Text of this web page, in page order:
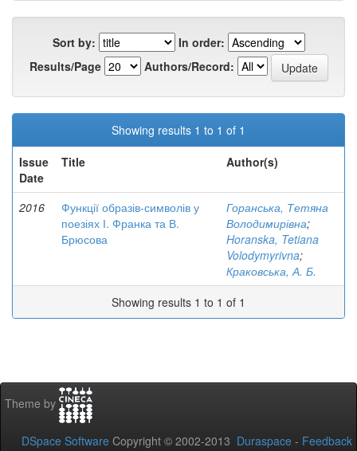
Sort by:
In order:
Results/Page
Authors/Record:
Showing results 1 to 1 of 1
Issue
Date
Title Author(s)
2016
Функції образів-символів у
поезіях І. Франка та В.
Брюсова
Горанська, Тетяна
Володимирівна;
Horanska, Tetiana
Volodymyrivna;
Краковська, А. Б.
Showing results 1 to 1 of 1
Theme by
DSpace Software Copyright © 2002-2013 Duraspace - Feedback